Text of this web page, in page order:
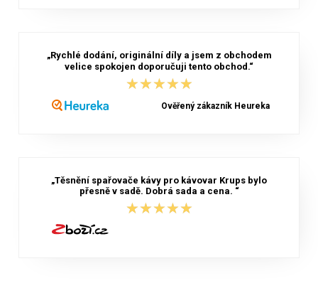
„Rychlé dodání, originální díly a jsem z obchodem
velice spokojen doporučuji tento obchod.“
★★★★★
★★★★★
Ověřený zákazník Heureka
„Těsnění spařovače kávy pro kávovar Krups bylo
přesně v sadě. Dobrá sada a cena. “
★★★★★
★★★★★